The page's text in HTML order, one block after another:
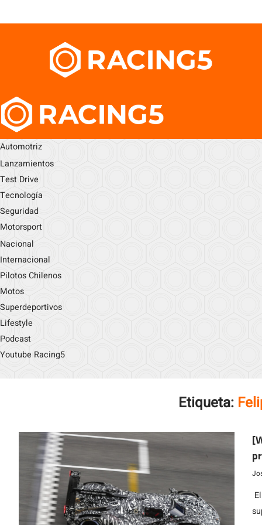
Automotriz
Lanzamientos
Test Drive
Tecnología
Seguridad
Motorsport
Nacional
Internacional
Pilotos Chilenos
Motos
Superdeportivos
Lifestyle
Podcast
Youtube Racing5
Etiqueta: